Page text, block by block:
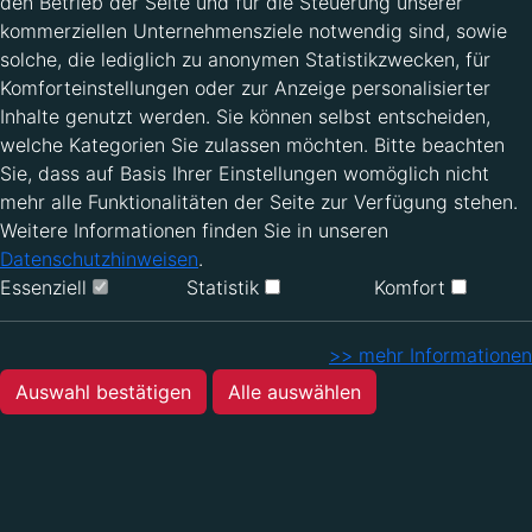
kommerziellen Unternehmensziele notwendig sind, sowie
solche, die lediglich zu anonymen Statistikzwecken, für
Komforteinstellungen oder zur Anzeige personalisierter
Inhalte genutzt werden. Sie können selbst entscheiden,
welche Kategorien Sie zulassen möchten. Bitte beachten
Sie, dass auf Basis Ihrer Einstellungen womöglich nicht
mehr alle Funktionalitäten der Seite zur Verfügung stehen.
Weitere Informationen finden Sie in unseren
Datenschutzhinweisen.
Essenziell
Statistik Komfort
>> mehr Informationen
Auswahl bestätigen
Alle auswählen